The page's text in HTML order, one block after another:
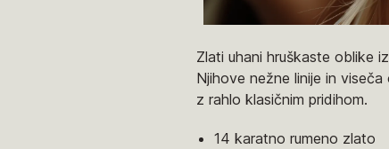
Zlati uhani hruškaste oblike
Njihove nežne linije in
z rahlo klasičnim pridihom.
14 karatno rumeno zlato